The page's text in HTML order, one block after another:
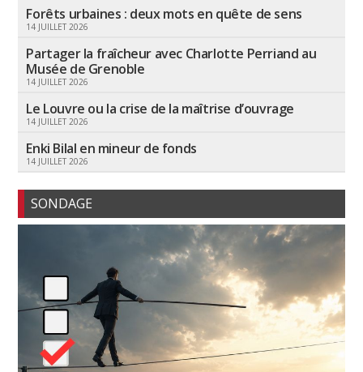
Forêts urbaines : deux mots en quête de sens
14 JUILLET 2026
Partager la fraîcheur avec Charlotte Perriand au
Musée de Grenoble
14 JUILLET 2026
Le Louvre ou la crise de la maîtrise d’ouvrage
14 JUILLET 2026
Enki Bilal en mineur de fonds
14 JUILLET 2026
SONDAGE